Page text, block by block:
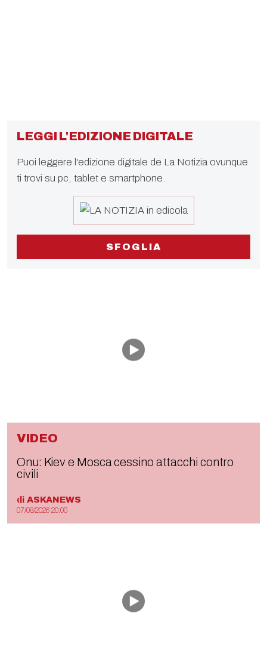
LEGGI L'EDIZIONE DIGITALE
Puoi leggere l'edizione digitale de La Notizia ovunque
ti trovi su pc, tablet e smartphone.
SFOGLIA
VIDEO
Onu: Kiev e Mosca cessino attacchi contro
civili
di ASKANEWS
07/08/2026 20:00